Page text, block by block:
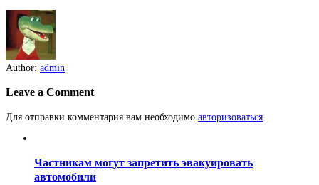
Author: admin
Leave a Comment
Для отправки комментария вам необходимо авторизоваться
Частникам могут запретить эвакуировать
автомобили